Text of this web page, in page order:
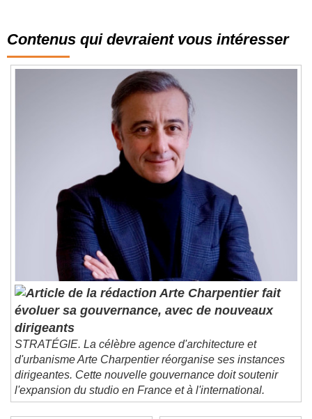
Contenus qui devraient vous intéresser
Arte Charpentier fait
évoluer sa gouvernance, avec de nouveaux
dirigeants
STRATÉGIE. La célèbre agence d'architecture et
d'urbanisme Arte Charpentier réorganise ses instances
dirigeantes. Cette nouvelle gouvernance doit soutenir
l'expansion du studio en France et à l'international.